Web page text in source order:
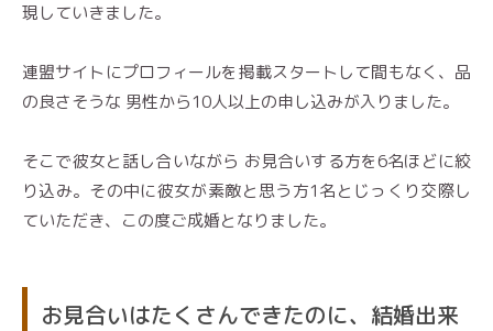
現していきました。
連盟サイトにプロフィールを掲載スタートして間もなく、品
の良さそうな 男性から10人以上の申し込みが入りました。
そこで彼女と話し合いながら お見合いする方を6名ほどに絞
り込み。その中に彼女が素敵と思う方1名とじっくり交際し
ていただき、この度ご成婚となりました。
お見合いはたくさんできたのに、結婚出来